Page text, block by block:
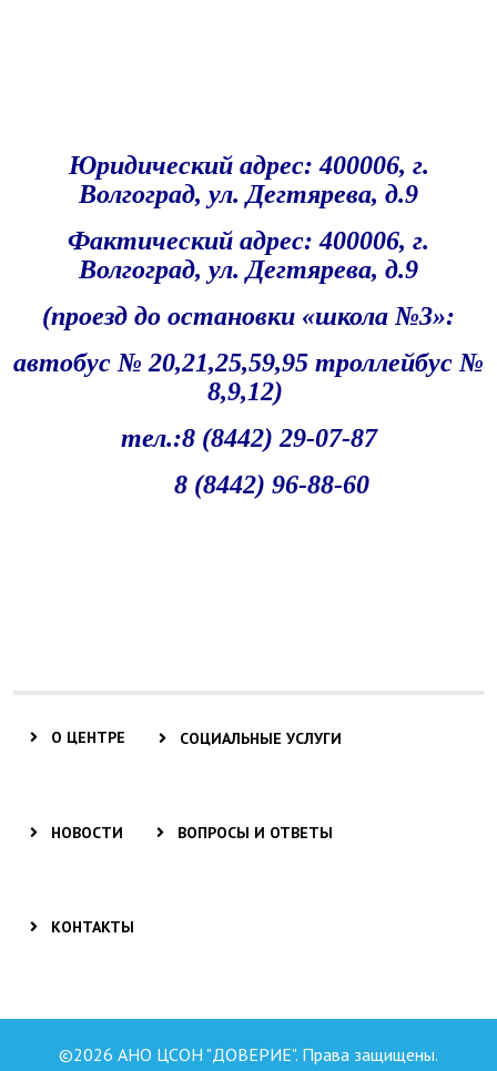
Юридический адрес: 400006, г.
Волгоград, ул. Дегтярева, д.9
Фактический адрес: 400006, г.
Волгоград, ул. Дегтярева, д.9
(проезд до остановки «школа №3»:
автобус № 20,21,25,59,95 троллейбус №
8,9,12)
тел.:8 (8442) 29-07-87
8 (8442) 96-88-60
О ЦЕНТРЕ СОЦИАЛЬНЫЕ УСЛУГИ
НОВОСТИ ВОПРОСЫ И ОТВЕТЫ
КОНТАКТЫ
©2026 АНО ЦСОН "ДОВЕРИЕ". Права защищены.